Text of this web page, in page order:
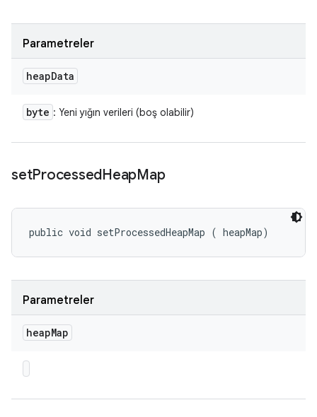
Parametreler
heapData
byte : Yeni yığın verileri (boş olabilir)
setProcessedHeapMap
public void setProcessedHeapMap ( heapMap)
Parametreler
heapMap